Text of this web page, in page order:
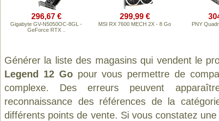
296,67 €
Gigabyte GV-N5050OC-8GL -
GeForce RTX ..
299,99 €
MSI RX 7600 MECH 2X - 8 Go PNY
Générer la liste des magasins qui vendent le
Legend 12 Gopour vous permettre de
complexe. Des erreurs peuvent
reconnaissance des références de la
différents points de vente. Si vous constatez